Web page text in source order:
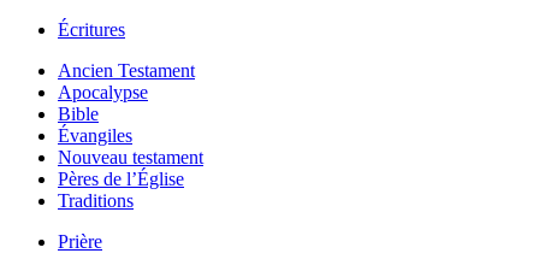
Écritures
Ancien Testament
Apocalypse
Bible
Évangiles
Nouveau testament
Pères de l’Église
Traditions
Prière